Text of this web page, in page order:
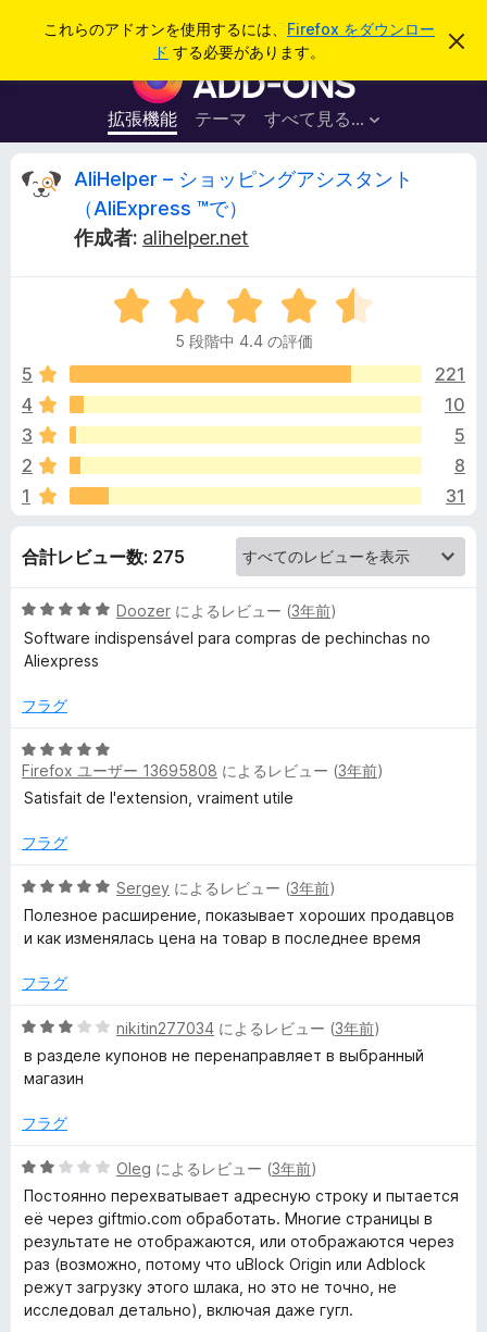
これらのアドオンを使用するには、 Firefox をダウンロー
ド する必要があります。
こ
を
F
i
r
e
f
o
ブ
ウ
ザ
ー
ド
オ
ン
拡張機能 テーマ すべて見る...
ログイン
A
l
e
l
p
e
r
–
ョ
ッ
ピ
ン
ア
シ
タ
ン
ト
AliHelper – ショッピングアシスタント
（AliExpress ™で）
作成者: alihelper.net
5
段
中
.
の
価
5 段階中 4.4 の評価
5
221
4
10
3
5
2
8
1
31
合計レビュー数: 275
5
段
階
5
評
価
Doozer によるレビュー (3年前)
Software indispensável para compras de pechinchas no
Aliexpress
フラグ
5
段
階
5
評
価
Firefox ユーザー 13695808 によるレビュー (3年前)
Satisfait de l'extension, vraiment utile
フラグ
5
段
階
5
評
Sergey によるレビュー (3年前)
Полезное расширение, показывает хороших продавцов
и как изменялась цена на товар в последнее время
フラグ
5
段
階
3
評
価
nikitin277034 によるレビュー (3年前)
в разделе купонов не перенаправляет в выбранный
магазин
フラグ
5
段
階
中
2
の
評
Oleg によるレビュー (3年前)
Постоянно перехватывает адресную строку и пытается
её через giftmio.com обработать. Многие страницы в
результате не отображаются, или отображаются через
раз (возможно, потому что uBlock Origin или Adblock
режут загрузку этого шлака, но это не точно, не
исследовал детально), включая даже гугл.